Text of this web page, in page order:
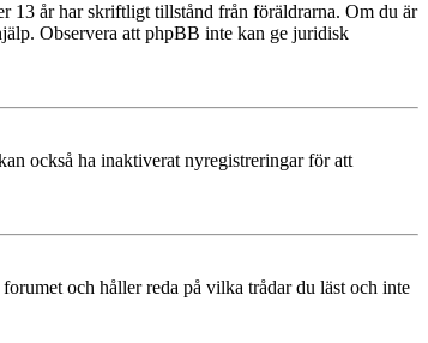
13 år har skriftligt tillstånd från föräldrarna. Om du är
Observera att phpBB inte kan ge juridisk
också ha inaktiverat nyregistreringar för att
och håller reda på vilka trådar du läst och inte